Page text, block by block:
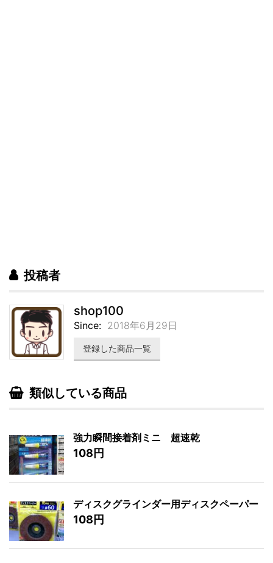
投稿者
shop100
Since: 2018年6月29日
登録した商品一覧
類似している商品
強力瞬間接着剤ミニ 超速乾
108円
ディスクグラインダー用ディスクペーパー
108円